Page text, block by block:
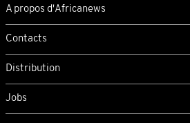
A propos d'Africanews
Contacts
Distribution
Jobs